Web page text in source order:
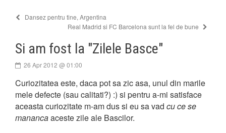
Dansez pentru tine, Argentina
Real Madrid si FC Barcelona sunt la fel de bune
Si am fost la "Zilele Basce"
26 Apr 2012 @ 01:00
Curiozitatea este, daca pot sa zic asa, unul din marile
mele defecte (sau calitati?) :) si pentru a-mi satisface
aceasta curiozitate m-am dus si eu sa vad cu ce se
manancaaceste zile ale Bascilor.